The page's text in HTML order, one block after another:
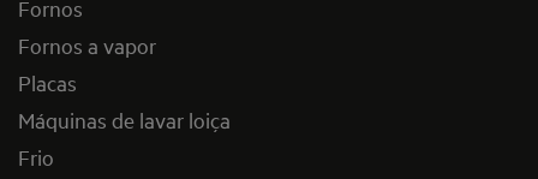
Fornos
Fornos a vapor
Placas
Máquinas de lavar loiça
Frio